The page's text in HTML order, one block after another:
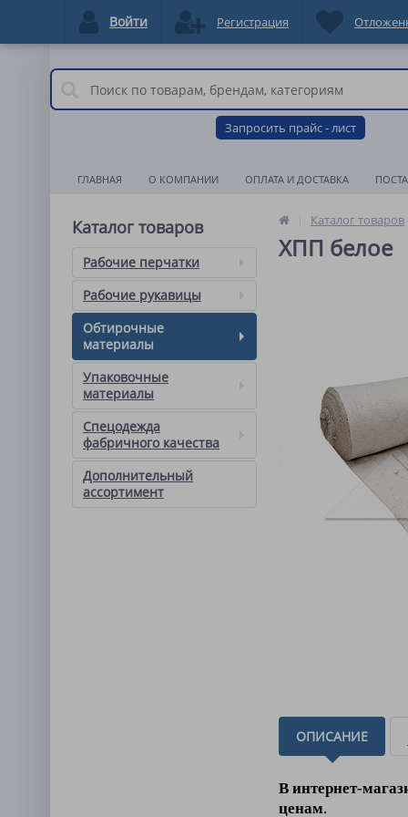
Запросить прайс - лист
ГЛАВНАЯ О КОМПАНИИ ОПЛАТА И ДОСТАВКА
Каталог товаров
Рабочие перчатки
Рабочие рукавицы
Обтирочные
материалы
Упаковочные
материалы
Спецодежда
фабричного качества
Дополнительный
ассортимент
Каталог товаров
ХПП белое
ОПИСАНИЕ
В интернет-
ценам.
Войти Регистрация